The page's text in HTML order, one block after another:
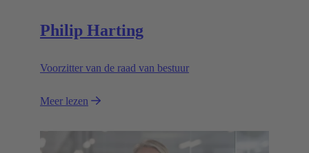
Philip Harting
Voorzitter van de raad van bestuur
Meer lezen